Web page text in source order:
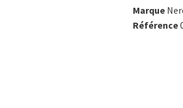
Marque
Référence